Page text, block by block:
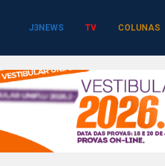
J3NEWS TV COLUNAS